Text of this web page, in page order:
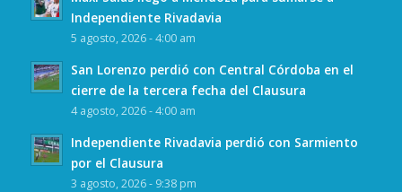
Independiente Rivadavia
5 agosto, 2026 - 4:00 am
San Lorenzo perdió con Central Córdoba en el
cierre de la tercera fecha del Clausura
4 agosto, 2026 - 4:00 am
Independiente Rivadavia perdió con Sarmiento
por el Clausura
3 agosto, 2026 - 9:38 pm